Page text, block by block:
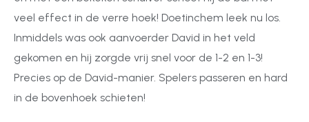
veel effect in de verre hoek! Doetinchem leek nu los.
Inmiddels was ook aanvoerder David in het veld
gekomen en hij zorgde vrij snel voor de 1-2 en 1-3!
Precies op de David-manier. Spelers passeren en hard
in de bovenhoek schieten!